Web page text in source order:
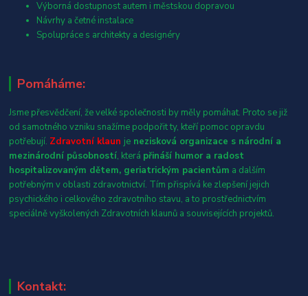
Výborná dostupnost autem i městskou dopravou
Návrhy a četné instalace
Spolupráce s architekty a designéry
Pomáháme:
Jsme přesvědčení, že velké společnosti by měly pomáhat. Proto se již
od samotného vzniku snažíme podpořit ty, kteří pomoc opravdu
potřebují. Zdravotní klaun je nezisková organizace s národní a
mezinárodní působností, která přináší humor a radost
hospitalizovaným dětem, geriatrickým pacientům a dalším
potřebným v oblasti zdravotnictví. Tím přispívá ke zlepšení jejich
psychického i celkového zdravotního stavu, a to prostřednictvím
speciálně vyškolených Zdravotních klaunů a souvisejících projektů.
Kontakt: